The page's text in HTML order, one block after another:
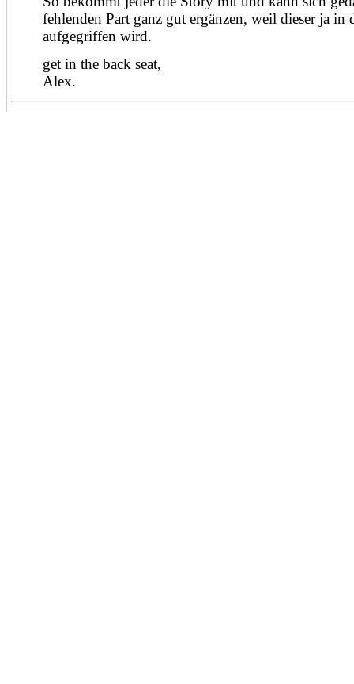
fehlenden Part ganz gut ergänzen, weil dieser ja in
aufgegriffen wird.
get in the back seat,
Alex.